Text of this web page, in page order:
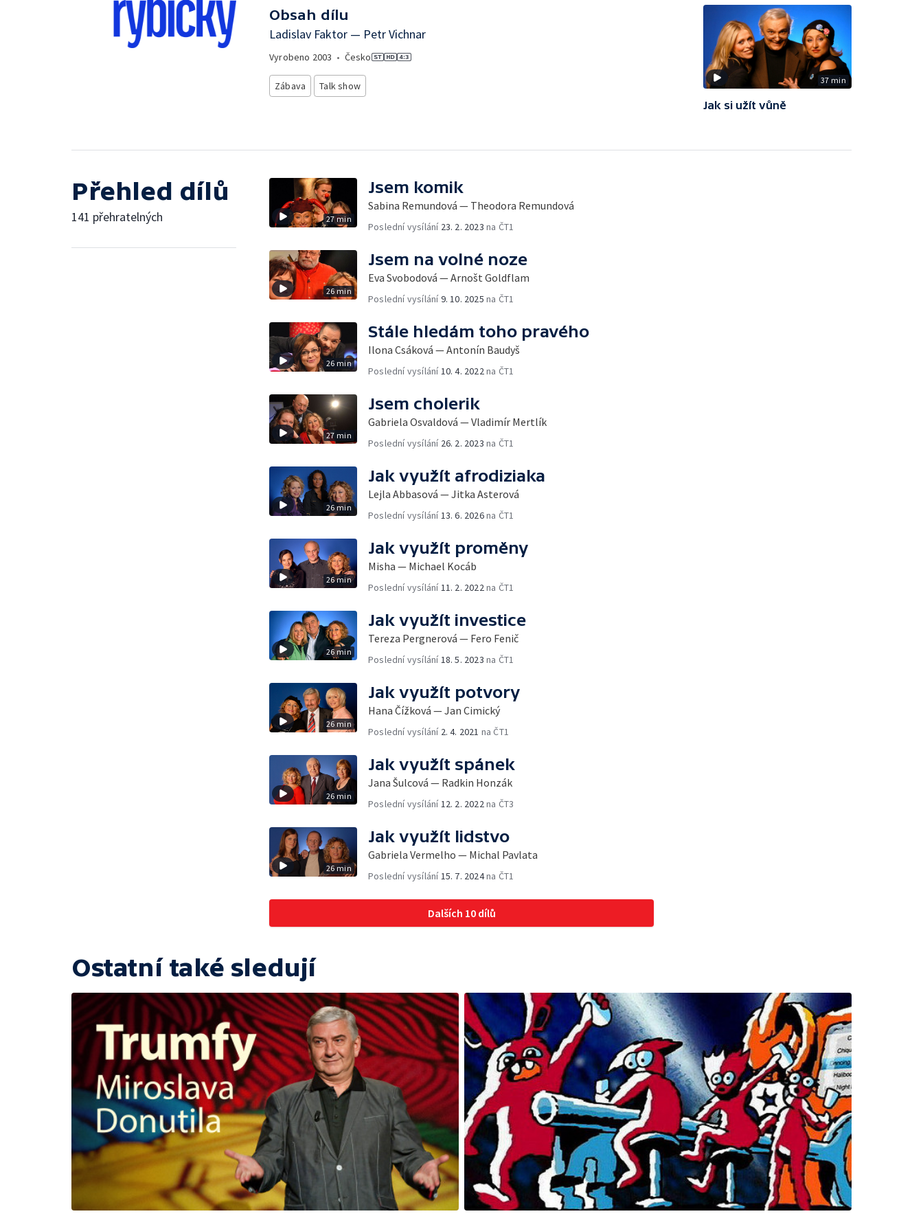
Obsah dílu
Ladislav Faktor — Petr Vichnar
Vyrobeno 2003 • Česko
Zábava Talk show 37 min
Jak si užít vůně
Přehled dílů
141 přehratelných 27 min
Jsem komik
Sabina Remundová — Theodora Remundová
Poslední vysílání 23. 2. 2023 na ČT1
26 min
Jsem na volné noze
Eva Svobodová — Arnošt Goldflam
Poslední vysílání9. 10. 2025 na ČT1
26 min
Stále hledám toho pravého
Ilona Csáková — Antonín Baudyš
Poslední vysílání 10. 4. 2022 na ČT1
27 min
Jsem cholerik
Gabriela Osvaldová — Vladimír Mertlík
Poslední vysílání 26. 2. 2023 na ČT1
26 min
Jak využít afrodiziaka
Lejla Abbasová — Jitka Asterová
Poslední vysílání 13. 6. 2026na ČT1
26 min
Jak využít proměny
Misha — Michael Kocáb
Poslední vysílání 11. 2. 2022 na ČT1
26 min
Jak využít investice
Tereza Pergnerová — Fero Fenič
Poslední vysílání 18. 5. 2023 na ČT1
26 min
Jak využít potvory
Hana Čížková — Jan Cimický
Poslední vysílání 2. 4. 2021 na ČT1
26 min
Jak využít spánek
Jana Šulcová — Radkin Honzák
Poslední vysílání 12. 2. 2022 na ČT3
26 min
Jak využít lidstvo
Gabriela Vermelho — Michal Pavlata
Poslední vysílání 15. 7. 2024na ČT1
Dalších 10 dílů
Ostatní také sledují